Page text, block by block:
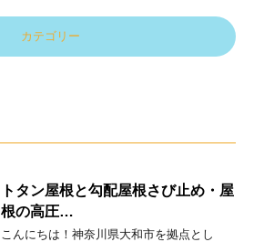
カテゴリー
トタン屋根と勾配屋根さび止め・屋
根の高圧…
こんにちは！神奈川県大和市を拠点とし